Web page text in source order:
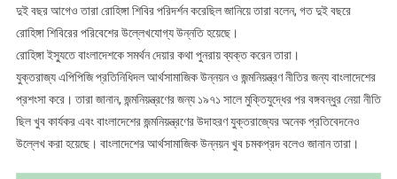
দুই বছর আগেও তারা রোহিঙ্গা শিবির পরিদর্শন করেছিল জানিয়ে তারা বলেন, গত দুই বছরে
রোহিঙ্গা শিবিরের পরিবেশের উল্লেখযোগ্য উন্নতি হয়েছে।
রোহিঙ্গা ইস্যুতে বাংলাদেশকে সমর্থন দেয়ার কথা পুনরায় ব্যক্ত করেন তারা।
যুক্তরাজ্য এপিপিজি প্রতিনিধিদল আর্থসামাজিক উন্নয়ন ও জন্মনিয়ন্ত্রণ নীতির জন্য বাংলাদেশের
প্রশংসা করে। তারা জানান, জন্মনিয়ন্ত্রণের জন্য ১৯৭১ সালে মুক্তিযুদ্ধের পর বঙ্গবন্ধুর নেয়া নীতি
ছিল খুব কার্যকর এবং বাংলাদেশের জন্মনিয়ন্ত্রণের উদাহরণ যুক্তরাজ্যের অনেক প্রতিবেদনেও
উল্লেখ করা হয়েছে। বাংলাদেশের আর্থসামাজিক উন্নয়ন খুব চমকপ্রদ বলেও জানান তারা।